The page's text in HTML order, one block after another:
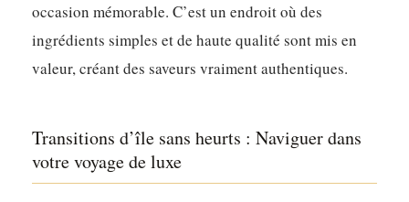
occasion mémorable. C’est un endroit où des
ingrédients simples et de haute qualité sont mis en
valeur, créant des saveurs vraiment authentiques.
Transitions d’île sans heurts : Naviguer dans
votre voyage de luxe